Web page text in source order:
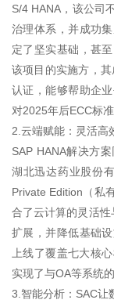
S/4 HANA，该公司
治理体系，并成功
定了坚实基础，甚
该项目的实施方，
认证，能够帮助企
对2025年后ECC标
2.云端赋能：灵活高
SAP HANA解决方
湖北迅达药业股份
Private Edition（私
合了云计算的灵活
扩展，并降低基础
上线了覆盖七大核
实现了与OA等系统
3.智能分析：SAC让